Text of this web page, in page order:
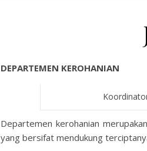
DEPARTEMEN KEROHANIAN
Departemen kerohanian
yang bersifat mendukung